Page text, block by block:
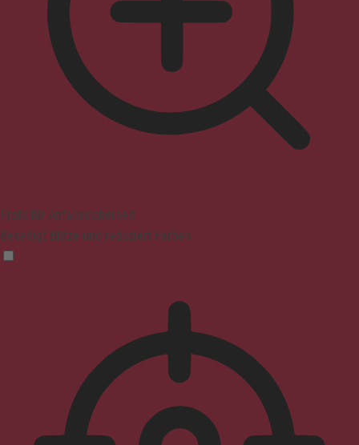
Profil für Anfallssicherheit
Beseitigt Blitze und reduziert Farben